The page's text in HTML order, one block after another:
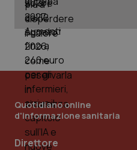
Quotidiano online
d'informazione sanitaria
Direttore